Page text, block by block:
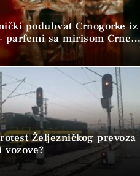
poduhvat Crnogorke iz
parfemi sa mirisom Crne
svijet
Željezničkog prevoza
vozove?